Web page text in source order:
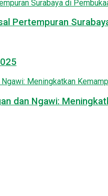
Pertempuran
dan Ngawi: